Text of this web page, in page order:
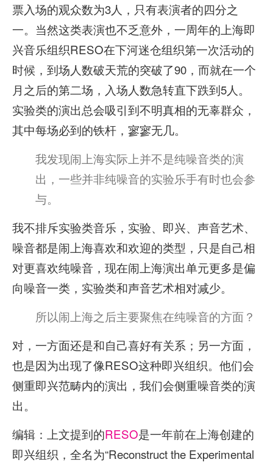
票入场的观众数为3人，只有表演者的四分之
一。当然这类表演也不乏意外，一周年的上海即
兴音乐组织RESO在下河迷仓组织第一次活动的
时候，到场人数破天荒的突破了90，而就在一个
月之后的第二场，入场人数急转直下跌到5人。
实验类的演出总会吸引到不明真相的无辜群众，
其中每场必到的铁杆，寥寥无几。
我发现闹上海实际上并不是纯噪音类的演
出，一些并非纯噪音的实验乐手有时也会参
与。
我不排斥实验类音乐，实验、即兴、声音艺术、
噪音都是闹上海喜欢和欢迎的类型，只是自己相
对更喜欢纯噪音，现在闹上海演出单元更多是偏
向噪音一类，实验类和声音艺术相对减少。
所以闹上海之后主要聚焦在纯噪音的方面？
对，一方面还是和自己喜好有关系；另一方面，
也是因为出现了像RESO这种即兴组织。他们会
侧重即兴范畴内的演出，我们会侧重噪音类的演
出。
编辑：上文提到的RESO是一年前在上海创建的
即兴组织，全名为“Reconstruct the Experimental